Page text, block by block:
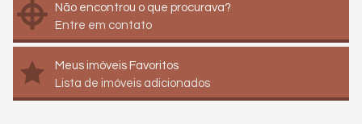
Não encontrou o que procurava?
Entre em contato
Meus imóveis Favoritos
Lista de imóveis adicionados